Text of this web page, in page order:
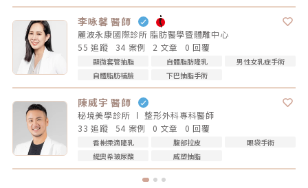
李咏馨 醫師
麗波永康國際診所 脂肪醫學暨體雕中心
55 追蹤
34 案例 2 文章 0 回覆
顯微套管抽脂 自體脂肪隆乳
男性女乳症手術
自體脂肪補臉
下巴抽脂手術
陳威宇 醫師
秘境美學診所 整形外科專科醫師
33 追蹤
54 案例 0 文章 0 回覆
香榭柔滴隆乳 腹部拉皮
眼袋手術
緹奧希玻尿酸
威塑抽脂